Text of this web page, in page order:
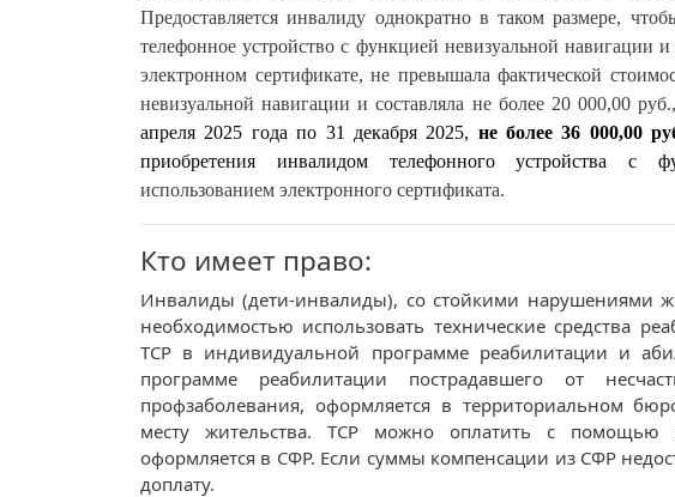
Предоставляется инвалиду однократно в таком размере,
телефонное устройство с функцией невизуальной навигации
электронном сертификате, не превышала фактической
невизуальной навигации и составляла не более 20 000,00
апреля 2025 года по 31 декабря 2025, не более 36 000,00
приобретения инвалидом телефонного устройства с
использованием электронного сертификата.
Кто имеет право:
Инвалиды (дети-инвалиды), со стойкими нарушениями
необходимостью использовать технические средства
ТСР в индивидуальной программе реабилитации и
программе реабилитации пострадавшего от
профзаболевания, оформляется в территориальном
месту жительства. ТСР можно оплатить с помощью
оформляется в СФР. Если суммы компенсации из СФР
доплату.